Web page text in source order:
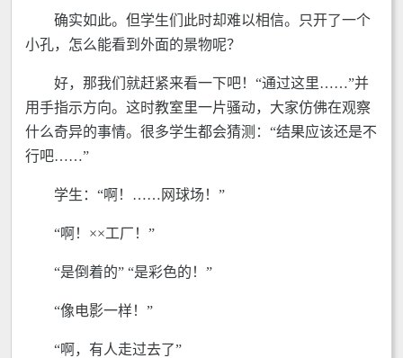
确实如此。但学生们此时却难以相信。只开了一个
小孔，怎么能看到外面的景物呢？
好，那我们就赶紧来看一下吧！“通过这里……”并
用手指示方向。这时教室里一片骚动，大家仿佛在观察
什么奇异的事情。很多学生都会猜测：“结果应该还是不
行吧……”
学生：“啊！……网球场！”
“啊！××工厂！”
“是倒着的” “是彩色的！”
“像电影一样！”
“啊，有人走过去了”